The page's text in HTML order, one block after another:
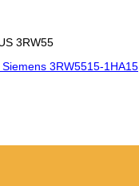
3RW55
3RW5515-1HA15